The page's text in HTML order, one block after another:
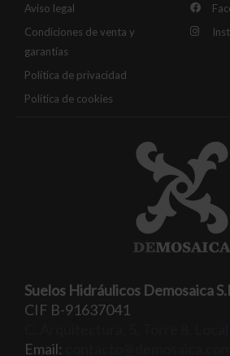
Aviso legal
Condiciones de venta y
garantías
Política de privacidad
Política de cookies
Suelos Hidráulicos Demosaica
CIF B-91637041
Email: